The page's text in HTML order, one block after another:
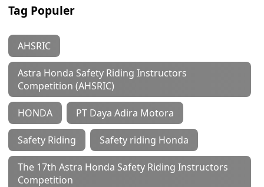
Tag Populer
AHSRIC
Astra Honda Safety Riding Instructors
Competition (AHSRIC)
HONDA PT Daya Adira Motora
Safety Riding Safety riding Honda
The 17th Astra Honda Safety Riding Instructors
Competition